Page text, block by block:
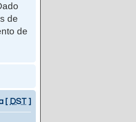
de
de
[ DST ]